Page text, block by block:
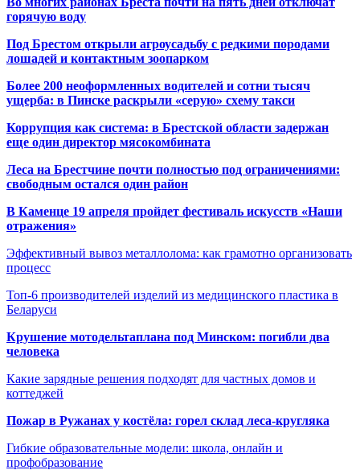
горячую воду
Под Брестом открыли агроусадьбу с редкими породами
лошадей и контактным зоопарком
Более 200 неоформленных водителей и сотни тысяч
ущерба: в Пинске раскрыли «серую» схему такси
Коррупция как система: в Брестской области задержан
еще один директор мясокомбината
Леса на Брестчине почти полностью под ограничениями:
свободным остался один район
В Каменце 19 апреля пройдет фестиваль искусств «Наши
отражения»
Эффективный вывоз металлолома: как грамотно организовать
процесс
Топ-6 производителей изделий из медицинского пластика в
Беларуси
Крушение мотодельтаплана под Минском: погибли два
человека
Какие зарядные решения подходят для частных домов и
коттеджей
Пожар в Ружанах у костёла: горел склад леса-кругляка
Гибкие образовательные модели: школа, онлайн и
профобразование